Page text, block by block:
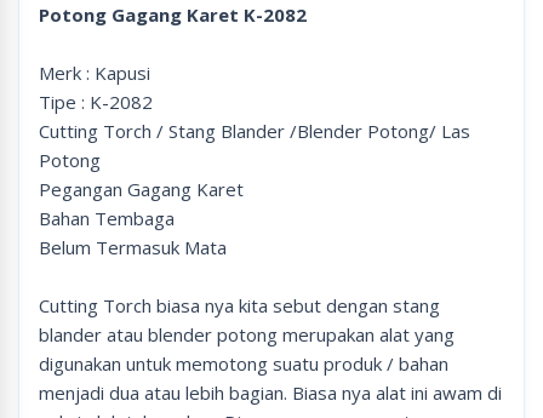
Potong Gagang Karet K-2082
Merk : Kapusi
Tipe : K-2082
Cutting Torch / Stang Blander /Blender Potong/ Las
Potong
Pegangan Gagang Karet
Bahan Tembaga
Belum Termasuk Mata
Cutting Torch biasa nya kita sebut dengan stang
blander atau blender potong merupakan alat yang
digunakan untuk memotong suatu produk / bahan
menjadi dua atau lebih bagian. Biasa nya alat ini awam di